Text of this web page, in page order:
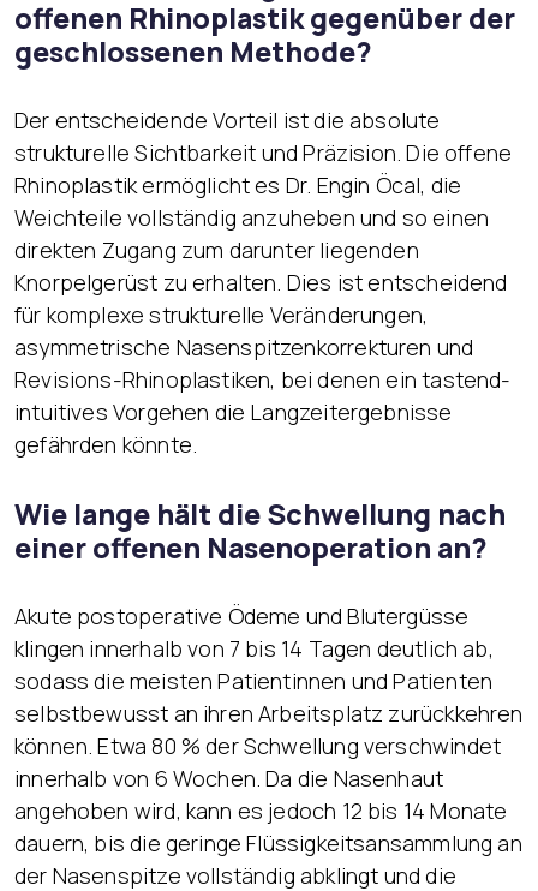
offenen Rhinoplastik gegenüber der
geschlossenen Methode?
Der entscheidende Vorteil ist die absolute
strukturelle Sichtbarkeit und Präzision. Die offene
Rhinoplastik ermöglicht es Dr. Engin Öcal, die
Weichteile vollständig anzuheben und so einen
direkten Zugang zum darunter liegenden
Knorpelgerüst zu erhalten. Dies ist entscheidend
für komplexe strukturelle Veränderungen,
asymmetrische Nasenspitzenkorrekturen und
Revisions-Rhinoplastiken, bei denen ein tastend-
intuitives Vorgehen die Langzeitergebnisse
gefährden könnte.
Wie lange hält die Schwellung nach
einer offenen Nasenoperation an?
Akute postoperative Ödeme und Blutergüsse
klingen innerhalb von 7 bis 14 Tagen deutlich ab,
sodass die meisten Patientinnen und Patienten
selbstbewusst an ihren Arbeitsplatz zurückkehren
können. Etwa 80 % der Schwellung verschwindet
innerhalb von 6 Wochen. Da die Nasenhaut
angehoben wird, kann es jedoch 12 bis 14 Monate
dauern, bis die geringe Flüssigkeitsansammlung an
der Nasenspitze vollständig abklingt und die